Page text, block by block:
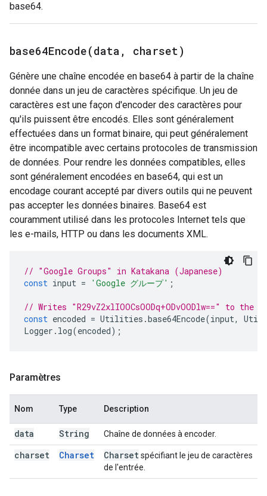
base64.
base64Encode(data , charset)
Génère une chaîne encodée en base64 à partir de la chaîne
donnée dans un jeu de caractères spécifique. Un jeu de
caractères est une façon d'encoder des caractères pour
qu'ils puissent être encodés. Elles sont généralement
effectuées dans un format binaire, qui peut généralement
être incompatible avec certains protocoles de transmission
de données. Pour rendre les données compatibles, elles
sont généralement encodées en base64, qui est un
encodage courant accepté par divers outils qui ne peuvent
pas accepter les données binaires. Base64 est
couramment utilisé dans les protocoles Internet tels que
les e-mails, HTTP ou dans les documents XML.
// "Google Groups" in Katakana (Japanese)
const input = 'Google グループ' ;
// Writes "R29vZ2xlIOOCsOODq+ODvOODlw==" to the
const encoded = Utilities .base64Encode(input,
Logger . log(encoded);
Paramètres
Nom Type Description
data String Chaîne de données à encoder.
charset Charset Charsetspécifiant le jeu de caractères
de l'entrée.